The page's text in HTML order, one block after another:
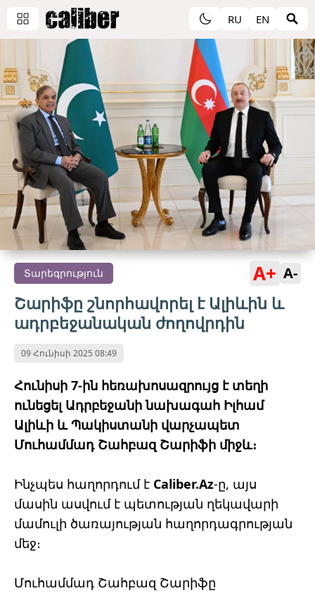
RU EN
Տարեգրություն A+ A-
Շարիֆը շնորհավորել է Ալիևին և
ադրբեջանական ժողովրդին
09 Հունիսի 2025 08:49
Հունիսի 7-ին հեռախոսազրույց է տեղի
ունեցել Ադրբեջանի նախագահ Իլհամ
Ալիևի և Պակիստանի վարչապետ
Մուհամմադ Շահբազ Շարիֆի միջև։
Ինչպես հաղորդում է Caliber.Az-ը, այս
մասին ասվում է պետության ղեկավարի
մամուլի ծառայության հաղորդագրության
մեջ։
Մուհամմադ Շահբազ Շարիֆը